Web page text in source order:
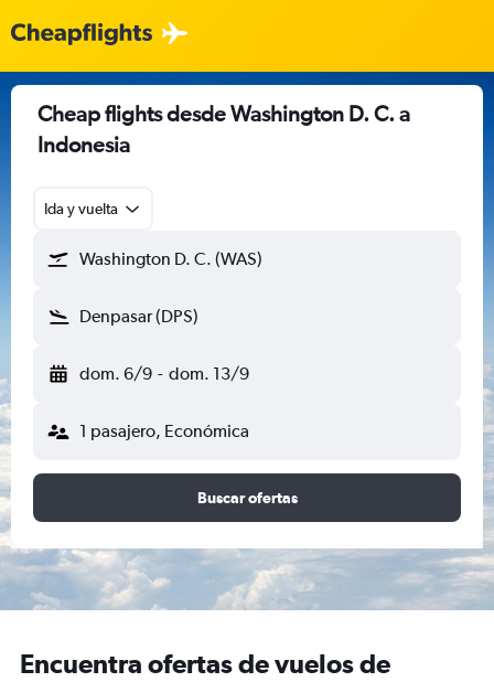
Cheap flights desde Washington D. C. a
Indonesia
Ida y vuelta
Washington D. C. (WAS)
Denpasar (DPS)
dom. 6/9 - dom. 13/9
1 pasajero, Económica
Buscar ofertas
Encuentra ofertas de vuelos de